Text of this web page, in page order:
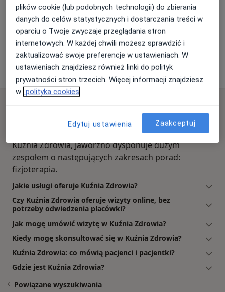
Powiększ mapę
Kuźnia Zdrowia
Leśna 29, 43-600 Jaworzno
Porady z jakiego zakresu oferuje Kuźnia Zdrowia,
Kuźnia Zdrowia, Jaworzno dysponuje dużym
zespołem o następujących zakresach porad:
fizjoterapia.
Jakie usługi oferuje Kuźnia Zdrowia?
Czy Kuźnia Zdrowia oferuje wizyty online, bez
potrzeby odwiedzenia placówki?
Jak mogę umówić wizytę w Kuźnia Zdrowia?
Kiedy mogę skonsultować się w Kuźnia Zdrowia?
Kuźnia Zdrowia: co mówią pacjenci i pacjentki?
Gdzie jest Kuźnia Zdrowia?
Powiązane wyszukiwania
plików cookie (lub podobnych technologii) do zbierania
danych do celów statystycznych i dostarczania treści w
oparciu o Twoje zwyczaje przeglądania stron
internetowych. W każdej chwili możesz sprawdzić i
zaktualizować swoje preferencje w ustawieniach. W
ustawieniach znajdziesz również linki do polityk
prywatności stron trzecich. Więcej informacji znajdziesz
w polityka cookies
Edytuj ustawienia Zaakceptuj